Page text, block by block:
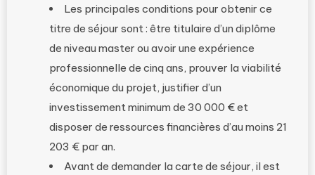
Les principales conditions pour obtenir ce
titre de séjour sont : être titulaire d’un diplôme
de niveau master ou avoir une expérience
professionnelle de cinq ans, prouver la viabilité
économique du projet, justifier d’un
investissement minimum de 30 000 € et
disposer de ressources financières d’au moins 21
203 € par an.
Avant de demander la carte de séjour, il est